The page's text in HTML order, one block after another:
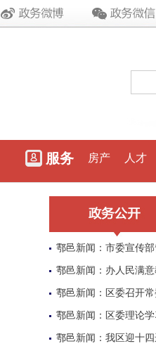
服务 房产 人才
鄠邑新闻：市委宣传
鄠邑新闻：办人民满
鄠邑新闻：区委召开
鄠邑新闻：区委理论
鄠邑新闻：我区迎十